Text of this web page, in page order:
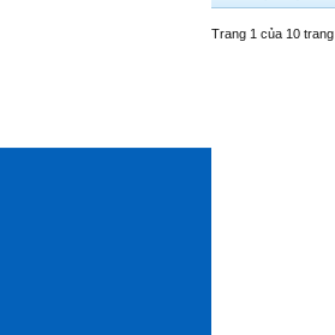
Trang 1 của 10 trang